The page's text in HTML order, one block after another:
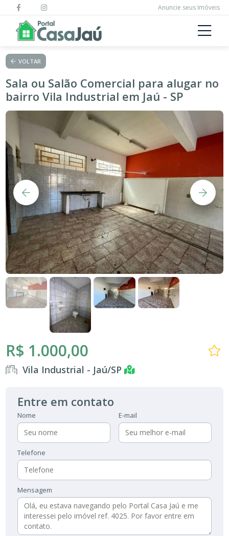
Anuncie seus Imóveis
VOLTAR
Sala ou Salão Comercial para alugar no
bairro Vila Industrial em Jaú - SP
R$ 1.000,00
Vila Industrial - Jaú/SP
Entre em contato
Nome E-mail
Telefone
Mensagem